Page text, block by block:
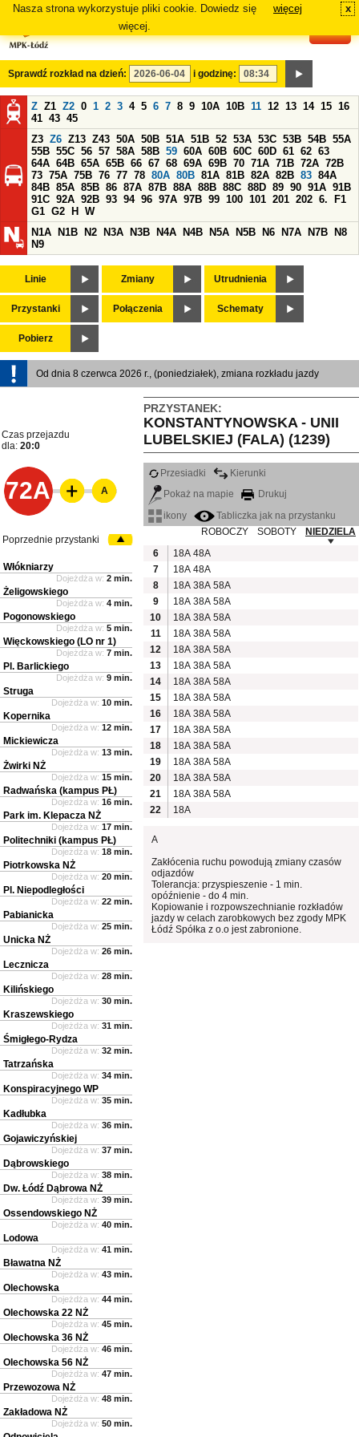
Nasza strona wykorzystuje pliki cookie. Dowiedz się
więcej.
więcej x
Sprawdź rozkład na dzień: i godzinę:
Z Z1 Z2 0 1 2 3 4 5 6 7 8 9 10A 10B 11 12 13 14 15 16
41 43 45
Z3 Z6 Z13 Z43 50A 50B 51A 51B 52 53A 53C 53B 54B 55A
55B 55C 56 57 58A 58B 59 60A 60B 60C 60D 61 62 63
64A 64B 65A 65B 66 67 68 69A 69B 70 71A 71B 72A 72B
73 75A 75B 76 77 78 80A 80B 81A 81B 82A 82B 83 84A
84B 85A 85B 86 87A 87B 88A 88B 88C 88D 89 90 91A 91B
91C 92A 92B 93 94 96 97A 97B 99 100 101 201 202 6.
F1
G1 G2 H
W
N1A
N1B N2 N3A N3B N4A N4B N5A N5B N6 N7A N7B
N8
N9
Linie Zmiany Utrudnienia
Przystanki Połączenia Schematy
Pobierz
Od dnia 8 czerwca 2026 r., (poniedziałek), zmiana rozkładu jazdy
PRZYSTANEK:
KONSTANTYNOWSKA - UNII
LUBELSKIEJ (FALA) (1239)
Czas przejazdu
dla: 20:0
72A
Przesiadki
Kierunki
Pokaż na mapie
Drukuj
ikony
Tabliczka jak na przystanku
ROBOCZY
SOBOTY
NIEDZIELA
6
18A 48A
7
18A 48A
8
18A 38A 58A
9
18A 38A 58A
10
18A 38A 58A
11
18A 38A 58A
12
18A 38A 58A
13
18A 38A 58A
14
18A 38A 58A
15
18A 38A 58A
16
18A 38A 58A
17
18A 38A 58A
18
18A 38A 58A
19
18A 38A 58A
20
18A 38A 58A
21
18A 38A 58A
22
18A
A
Zakłócenia ruchu powodują zmiany czasów
odjazdów
Tolerancja: przyspieszenie - 1 min.
opóźnienie - do 4 min.
Kopiowanie i rozpowszechnianie rozkładów
jazdy w celach zarobkowych bez zgody MPK
Łódź Spółka z o.o jest zabronione.
A
Poprzednie przystanki
Włókniarzy
Dojeżdża w: 2 min.
Żeligowskiego
Dojeżdża w: 4 min.
Pogonowskiego
Dojeżdża w: 5 min.
Więckowskiego (LO nr 1)
Dojeżdża w: 7 min.
Pl. Barlickiego
Dojeżdża w: 9 min.
Struga
Dojeżdża w: 10 min.
Kopernika
Dojeżdża w: 12 min.
Mickiewicza
Dojeżdża w: 13 min.
Żwirki NŻ
Dojeżdża w: 15 min.
Radwańska (kampus PŁ)
Dojeżdża w: 16 min.
Park im. Klepacza NŻ
Dojeżdża w: 17 min.
Politechniki (kampus PŁ)
Dojeżdża w: 18 min.
Piotrkowska NŻ
Dojeżdża w: 20 min.
Pl. Niepodległości
Dojeżdża w: 22 min.
Pabianicka
Dojeżdża w: 25 min.
Unicka NŻ
Dojeżdża w: 26 min.
Lecznicza
Dojeżdża w: 28 min.
Kilińskiego
Dojeżdża w: 30 min.
Kraszewskiego
Dojeżdża w: 31 min.
Śmigłego-Rydza
Dojeżdża w: 32 min.
Tatrzańska
Dojeżdża w: 34 min.
Konspiracyjnego WP
Dojeżdża w: 35 min.
Kadłubka
Dojeżdża w: 36 min.
Gojawiczyńskiej
Dojeżdża w: 37 min.
Dąbrowskiego
Dojeżdża w: 38 min.
Dw. Łódź Dąbrowa NŻ
Dojeżdża w: 39 min.
Ossendowskiego NŻ
Dojeżdża w: 40 min.
Lodowa
Dojeżdża w: 41 min.
Bławatna NŻ
Dojeżdża w: 43 min.
Olechowska
Dojeżdża w: 44 min.
Olechowska 22 NŻ
Dojeżdża w: 45 min.
Olechowska 36 NŻ
Dojeżdża w: 46 min.
Olechowska 56 NŻ
Dojeżdża w: 47 min.
Przewozowa NŻ
Dojeżdża w: 48 min.
Zakładowa NŻ
Dojeżdża w: 50 min.